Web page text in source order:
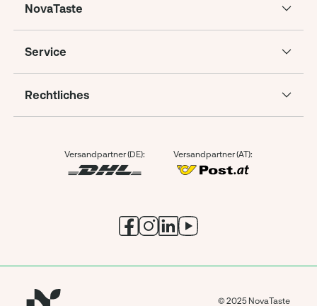
NovaTaste
Service
Rechtliches
Versandpartner (DE): Versandpartner (AT):
© 2025 NovaTaste